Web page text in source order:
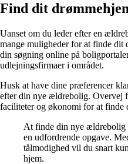
Find dit
Uanset om du leder efter en
mange muligheder for at finde dit
din søgning online på
udlejningsfirmaer i området.
Husk at have dine præferencer
efter din nye ældrebolig. Overvej
faciliteter og økonomi for at finde
At finde din nye ældrebolig
en udfordrende opgave.
tålmodighed vil du snart
hjem.